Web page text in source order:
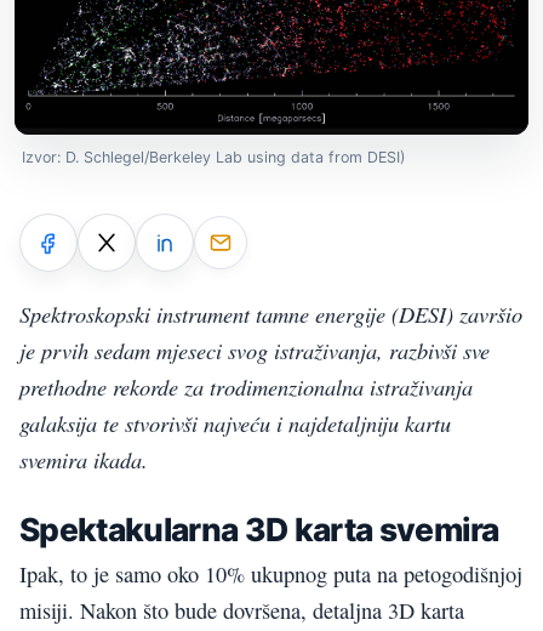
Izvor: D. Schlegel/Berkeley Lab using data from DESI)
Spektroskopski instrument tamne energije (DESI) završio
je prvih sedam mjeseci svog istraživanja, razbivši sve
prethodne rekorde za trodimenzionalna istraživanja
galaksija te stvorivši najveću i najdetaljniju kartu
svemira ikada.
Spektakularna 3D karta svemira
Ipak, to je samo oko 10% ukupnog puta na petogodišnjoj
misiji. Nakon što bude dovršena, detaljna 3D karta